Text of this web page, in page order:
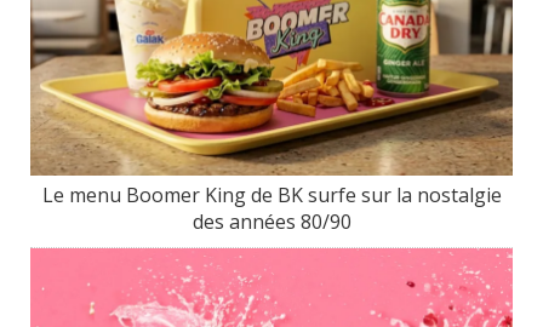
Le menu Boomer King de BK surfe sur la nostalgie
des années 80/90